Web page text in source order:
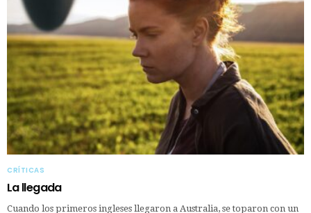
CRÍTICAS
La llegada
Cuando los primeros ingleses llegaron a Australia, se toparon con un